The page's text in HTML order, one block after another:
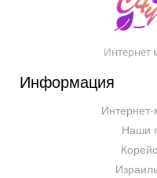
Интернет
Информация
Интернет-
Наши